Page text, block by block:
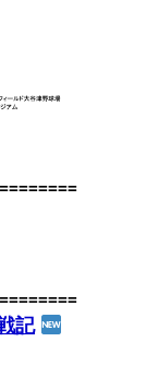
記